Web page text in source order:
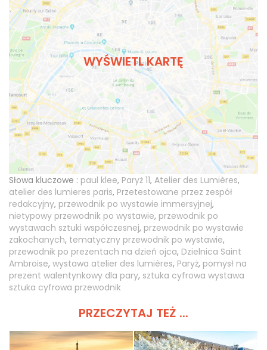
WYŚWIETL KARTĘ
Słowa kluczowe : paul klee, Paryż 11, Atelier des Lumières,
atelier des lumieres paris, Przetestowane przez zespół
redakcyjny, przewodnik po wystawie immersyjnej,
nietypowy przewodnik po wystawie, przewodnik po
wystawach sztuki współczesnej, przewodnik po wystawie
zakochanych, tematyczny przewodnik po wystawie,
przewodnik po prezentach na dzień ojca, Dzielnica Saint
Ambroise, wystawa atelier des lumières, Paryż, pomysł na
prezent walentynkowy dla pary, sztuka cyfrowa wystawa
sztuka cyfrowa przewodnik
PRZECZYTAJ TEŻ ...